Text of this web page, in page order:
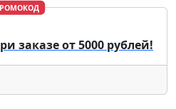
заказе от 5000 рублей!